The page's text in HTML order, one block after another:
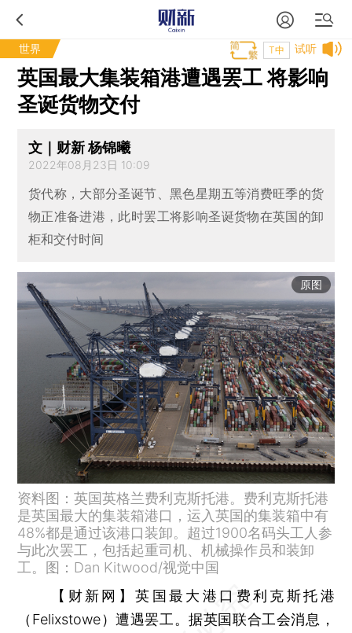
世界 试听
T中
英国最大集装箱港遭遇罢工 将影响
圣诞货物交付
文｜财新 杨锦曦
2022年08月23日 10:09
货代称，大部分圣诞节、黑色星期五等消费旺季的货
物正准备进港，此时罢工将影响圣诞货物在英国的卸
柜和交付时间
原图
资料图：英国英格兰费利克斯托港。费利克斯托港
是英国最大的集装箱港口，运入英国的集装箱中有
48%都是通过该港口装卸。超过1900名码头工人参
与此次罢工，包括起重司机、机械操作员和装卸
工。图：Dan Kitwood/视觉中国
【财新网】英国最大港口费利克斯托港
（Felixstowe）遭遇罢工。据英国联合工会消息，